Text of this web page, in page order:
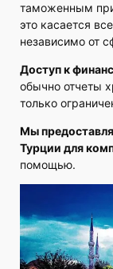
таможенным
это касается
независимо от
Доступ к
обычно отчеты
только
Мы
Турции для
помощью.